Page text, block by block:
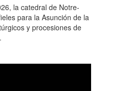
la catedral de Notre-
para la Asunción de la
y procesiones de